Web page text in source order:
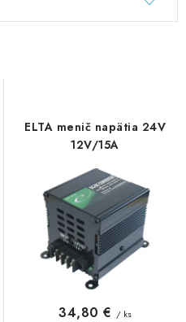
ELTA menič napätia 24V
12V/15A
34,80 € / ks